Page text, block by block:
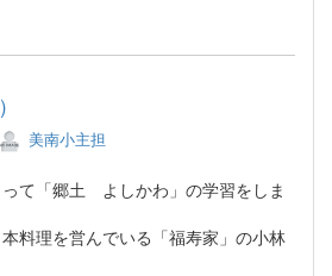
美南小主担
て「郷土 よしかわ」の学習をしま
料理を営んでいる「福寿家」の小林